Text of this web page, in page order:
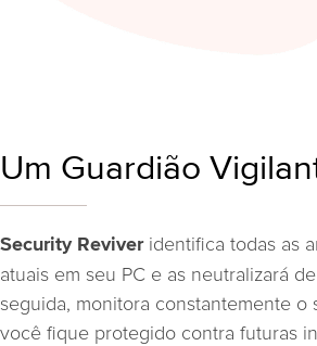
Um Guardião
Security Reviveridentifica todas as
atuais em seu PC e as neutralizará
seguida, monitora constantemente o
você fique protegido contra futuras